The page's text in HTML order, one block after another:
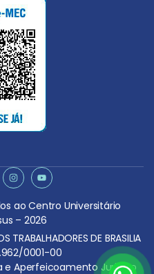
ao Centro Universitário
– 2026
TRABALHADORES DE BRASILIA
0001-00
e Aperfeicoamento Juridico